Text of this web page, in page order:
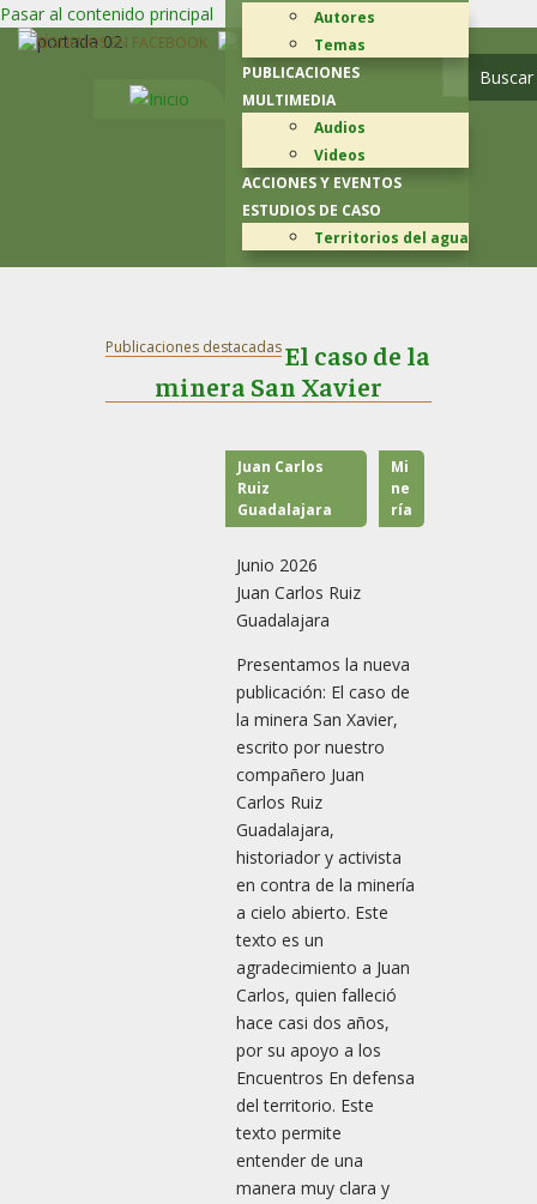
Pasar al contenido principal
Autores
Temas
PUBLICACIONES
MULTIMEDIA
Audios
Videos
ACCIONES Y EVENTOS
ESTUDIOS DE CASO
Territorios del agua
Publicaciones destacadasEl caso de la
minera San Xavier
Juan Carlos
Ruiz
Guadalajara
Mi
ne
ría
Junio 2026
Juan Carlos Ruiz
Guadalajara
Presentamos la nueva
publicación: El caso de
la minera San Xavier,
escrito por nuestro
compañero Juan
Carlos Ruiz
Guadalajara,
historiador y activista
en contra de la minería
a cielo abierto. Este
texto es un
agradecimiento a Juan
Carlos, quien falleció
hace casi dos años,
por su apoyo a los
Encuentros En defensa
del territorio. Este
texto permite
entender de una
manera muy clara y